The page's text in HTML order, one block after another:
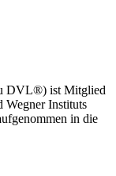
DVL®) ist Mitglied
Wegner Instituts
in die